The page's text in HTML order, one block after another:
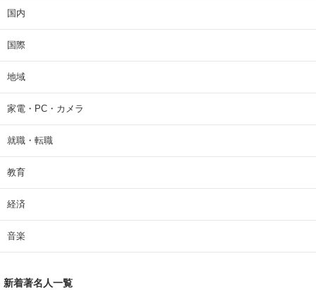
国内
国際
地域
家電・PC・カメラ
就職・転職
教育
経済
音楽
新着著名人一覧